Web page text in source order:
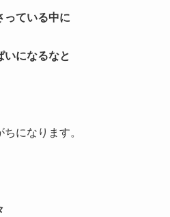
っている中に
いになるなと
になります。